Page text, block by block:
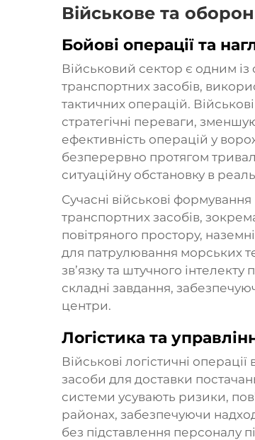
Військове та
Бойові операції та
Військовий сектор є одним із
транспортних засобів,
тактичних операцій.
стратегічні переваги,
ефективність операцій у
безперервно протягом
ситуаційну обстановку в
Сучасні військові
транспортних засобів,
повітряного простору,
для патрулювання морських
зв’язку та штучного
складні завдання,
центри.
Логістика та
Військові логістичні
засоби для доставки
системи усувають ризики,
районах, забезпечуючи
без підставлення персоналу